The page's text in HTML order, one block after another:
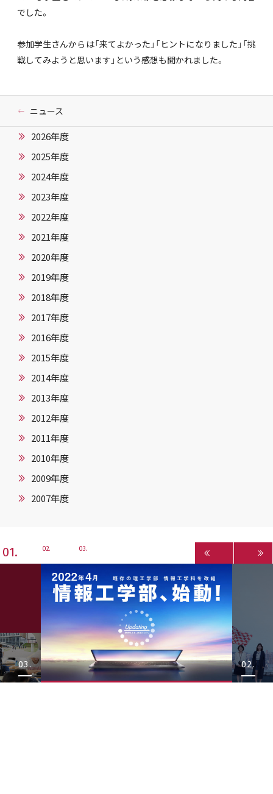
でした。
参加学生さんからは「来てよかった」「ヒントになりました」「挑
戦してみようと思います」という感想も聞かれました。
ニュース
2026年度
2025年度
2024年度
2023年度
2022年度
2021年度
2020年度
2019年度
2018年度
2017年度
2016年度
2015年度
2014年度
2013年度
2012年度
2011年度
2010年度
2009年度
2007年度
1 2 3